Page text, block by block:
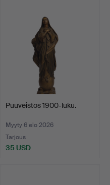
Puuveistos 1900-luku.
Myyty 6 elo 2026
Tarjous
35 USD